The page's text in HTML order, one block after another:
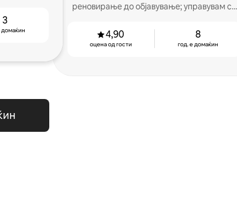
3
домаќин
реновирање до објавување; управувам со
4,90
оцена од гости
8
год. е домаќин